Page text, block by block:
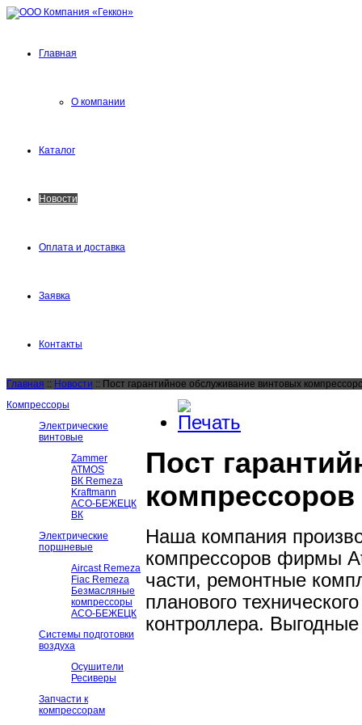
Главная
О компании
Каталог
Новости
Оплата и доставка
Заявка
Контакты
Главная :: Новости :: Пост гарантийное обслуживание винтовых
Компрессоры
Электрические
винтовые
Zammer
ATMOS
ВК Remeza
Kraftmann
АСО-БЕЖЕЦК
ВК
Электрические
поршневые
Aircast Remeza
Fiac Remeza
Безмасляные
компрессоры
АСО-БЕЖЕЦК
Системы подготовки
воздуха
Осушители
Ресиверы
Запчасти к
компрессорам
Пост
Наша компания
компрессоров фирмы
части, ремонтные
планового
контроллера.